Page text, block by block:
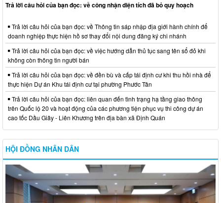
Trả lời câu hỏi của bạn đọc: về công nhận diện tích đã bỏ quy hoạch
Trả lời câu hỏi của bạn đọc: về Thông tin sáp nhập địa giới hành chính để
doanh nghiệp thực hiện hồ sơ thay đổi nội dung đăng ký chi nhánh
Trả lời câu hỏi của bạn đọc: về việc hướng dẫn thủ tục sang tên sổ đỏ khi
không còn thông tin người bán
Trả lời câu hỏi của bạn đọc: về đền bù và cấp tái định cư khi thu hồi nhà để
thực hiện Dự án Khu tái định cư tại phường Phước Tân
Trả lời câu hỏi của bạn đọc: liên quan đến tình trạng hạ tầng giao thông
trên Quốc lộ 20 và hoạt động của các phương tiện phục vụ thi công dự án
cao tốc Dầu Giây - Liên Khương trên địa bàn xã Định Quán
HỘI ĐỒNG NHÂN DÂN